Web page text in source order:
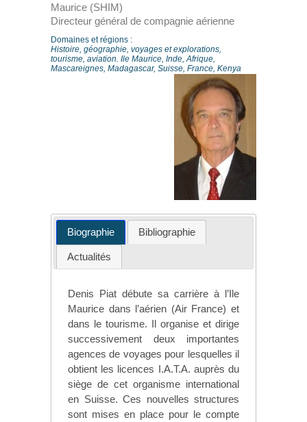
Maurice (SHIM)
Directeur général de compagnie aérienne
Domaines et régions :
Histoire, géographie, voyages et explorations,
tourisme, aviation. Ile Maurice, Inde, Afrique,
Mascareignes, Madagascar, Suisse, France, Kenya
Biographie Bibliographie
Actualités
Denis Piat débute sa carrière à l’Ile
Maurice dans l’aérien (Air France) et
dans le tourisme. Il organise et dirige
successivement deux importantes
agences de voyages pour lesquelles il
obtient les licences I.A.T.A. auprès du
siège de cet organisme international
en Suisse. Ces nouvelles structures
sont mises en place pour le compte